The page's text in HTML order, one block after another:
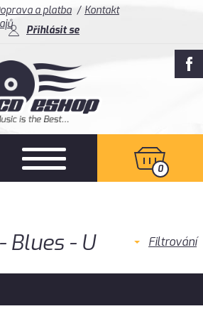
a platba
Kontakt
Přihlásit se
0
Blues - U Filtrování